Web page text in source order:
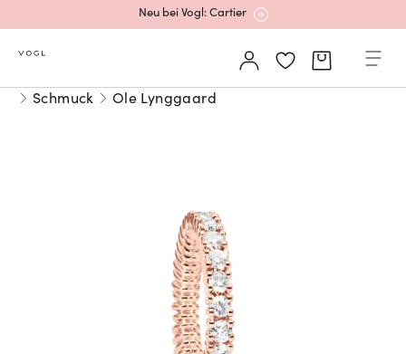
Neu bei Vogl: Cartier
Mehr erfahren: Ikonische Uhren von Cartier
Neu bei Vogl: Uhren von Grand Seiko
Neu bei Vogl: Cartier
Schmuck Ole Lynggaard